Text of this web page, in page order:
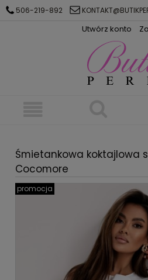
506-219-892
Utwórz konto
Śmietankowa koktajlowa
Cocomore
promocja